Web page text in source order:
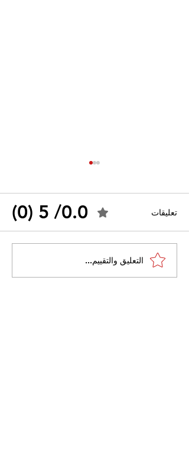
القضاء الإداري يقضي بحل
نقابة "كنابست"
تعليقات 0.0/ 5 (0)
التعليق والتقييم...